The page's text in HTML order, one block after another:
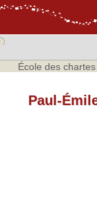
École des chartes
Paul-